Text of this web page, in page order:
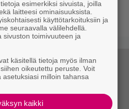
Ola Salosta ja
esimerkiksi sivuista, joilla
laitteesi ominaisuuksista.
käyttötarkoituksiin ja
seuraavalla välilehdellä.
sivuston toimivuuteen ja
käsitellä tietoja myös ilman
oikeutettu peruste. Voit
milloin tahansa
kaikki